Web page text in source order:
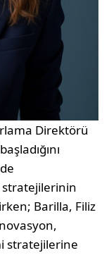
Direktörü
stratejilerinin
Barilla, Filiz
stratejilerine